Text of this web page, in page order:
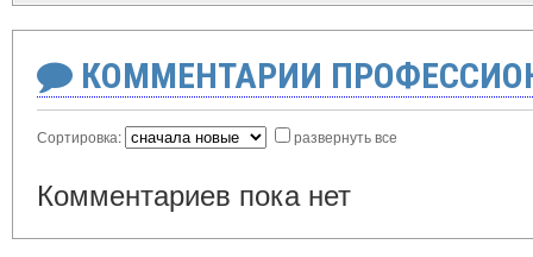
КОММЕНТАРИИ
Сортировка: развернуть все
Комментариев пока нет